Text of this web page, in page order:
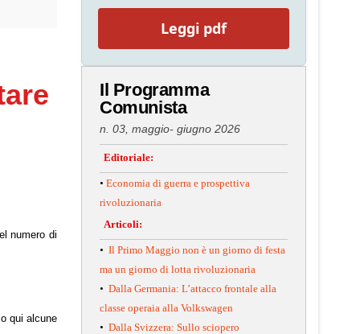
numero di
qui alcune
Leggi pdf
Il Programma
Comunista
n. 03, maggio- giugno 2026
Editoriale:
• Economia di guerra e prospettiva
rivoluzionaria
Articoli:
• Il Primo Maggio non è un giorno di festa
ma un giorno di lotta rivoluzionaria
• Dalla Germania: L’attacco frontale alla
classe operaia alla Volkswagen
• Dalla Svizzera: Sullo sciopero